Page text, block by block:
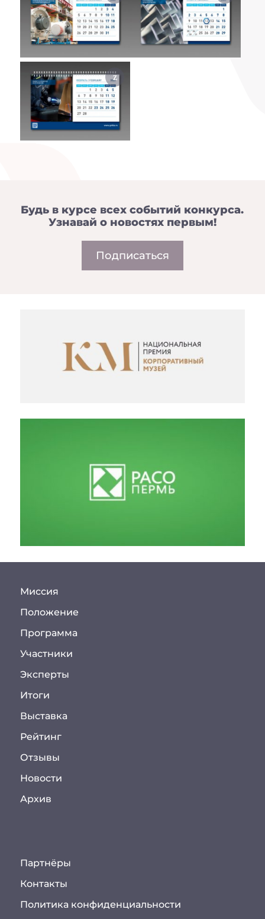
Будь в курсе всех событий конкурса.
Узнавай о новостях первым!
Подписаться
Миссия
Положение
Программа
Участники
Эксперты
Итоги
Выставка
Рейтинг
Отзывы
Новости
Архив
Партнёры
Контакты
Политика конфиденциальности